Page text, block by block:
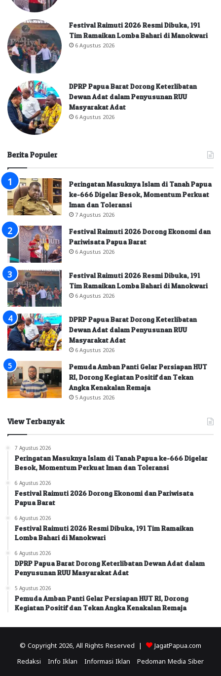
Festival Raimuti 2026 Resmi Dibuka, 191
Tim Ramaikan Lomba Bahari di Manokwari
6 Agustus 2026
DPRP Papua Barat Dorong Keterlibatan
Dewan Adat dalam Penyusunan RUU
Masyarakat Adat
6 Agustus 2026
Berita Populer
Peringatan Masuknya Islam di Tanah Papua
ke-666 Digelar Besok, Momentum Perkuat
Iman dan Toleransi
7 Agustus 2026
Festival Raimuti 2026 Dorong Ekonomi dan
Pariwisata Papua Barat
6 Agustus 2026
Festival Raimuti 2026 Resmi Dibuka, 191
Tim Ramaikan Lomba Bahari di Manokwari
6 Agustus 2026
DPRP Papua Barat Dorong Keterlibatan
Dewan Adat dalam Penyusunan RUU
Masyarakat Adat
6 Agustus 2026
Pemuda Amban Panti Gelar Persiapan HUT
RI, Dorong Kegiatan Positif dan Tekan
Angka Kenakalan Remaja
5 Agustus 2026
View Terbanyak
7 Agustus 2026
Peringatan Masuknya Islam di Tanah Papua ke-666 Digelar
Besok, Momentum Perkuat Iman dan Toleransi
6 Agustus 2026
Festival Raimuti 2026 Dorong Ekonomi dan Pariwisata
Papua Barat
6 Agustus 2026
Festival Raimuti 2026 Resmi Dibuka, 191 Tim Ramaikan
Lomba Bahari di Manokwari
6 Agustus 2026
DPRP Papua Barat Dorong Keterlibatan Dewan Adat dalam
Penyusunan RUU Masyarakat Adat
5 Agustus 2026
Pemuda Amban Panti Gelar Persiapan HUT RI, Dorong
Kegiatan Positif dan Tekan Angka Kenakalan Remaja
© Copyright 2026, All Rights Reserved | JagatPapua.com
Redaksi Info Iklan Informasi Iklan Pedoman Media Siber